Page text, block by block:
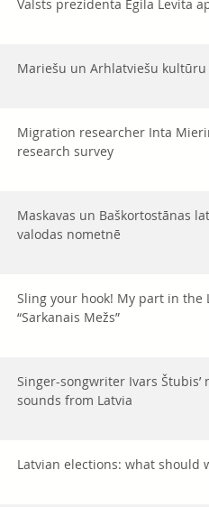
Valsts prezidenta Egila Levita
Mariešu un Arhlatviešu
Migration researcher Inta
research survey
Maskavas un Baškortostānas
valodas nometnē
Sling your hook! My part in the
“Sarkanais Mežs”
Singer-songwriter Ivars
sounds from Latvia
Latvian elections: what should